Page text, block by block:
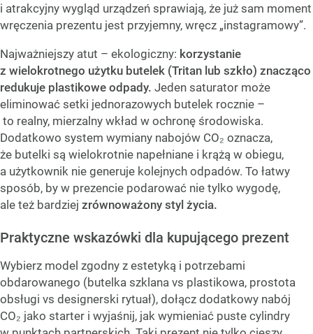
i atrakcyjny wygląd urządzeń sprawiają, że już sam moment
wręczenia prezentu jest przyjemny, wręcz „instagramowy”.
Najważniejszy atut – ekologiczny: korzystanie
z wielokrotnego użytku butelek (Tritan lub szkło) znacząco
redukuje plastikowe odpady. Jeden saturator może
eliminować setki jednorazowych butelek rocznie –
to realny, mierzalny wkład w ochronę środowiska.
Dodatkowo system wymiany nabojów CO₂ oznacza,
że butelki są wielokrotnie napełniane i krążą w obiegu,
a użytkownik nie generuje kolejnych odpadów. To łatwy
sposób, by w prezencie podarować nie tylko wygodę,
ale też bardziej zrównoważony styl życia.
Praktyczne wskazówki dla kupującego prezent
Wybierz model zgodny z estetyką i potrzebami
obdarowanego (butelka szklana vs plastikowa, prostota
obsługi vs designerski rytuał), dołącz dodatkowy nabój
CO₂ jako starter i wyjaśnij, jak wymieniać puste cylindry